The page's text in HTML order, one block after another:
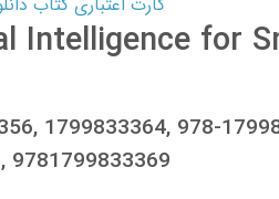
Intelligence for
1799833364, 978-
9781799833369